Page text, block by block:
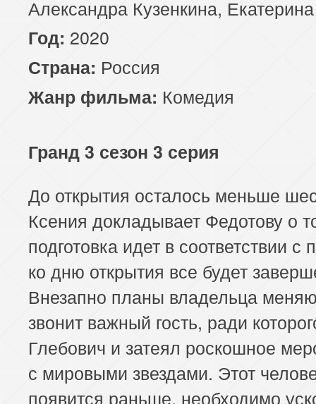
Александра Кузенкина,
Год: 2020
Страна: Россия
Жанр фильма: Комедия
Гранд 3 сезон 3 серия
До открытия осталось меньше
Ксения докладывает Федотову о
подготовка идет в соответствии с
ко дню открытия все будет
Внезапно планы владельца
звонит важный гость, ради
Глебович и затеял роскошное
с мировыми звездами. Этот
появится раньше, необходимо